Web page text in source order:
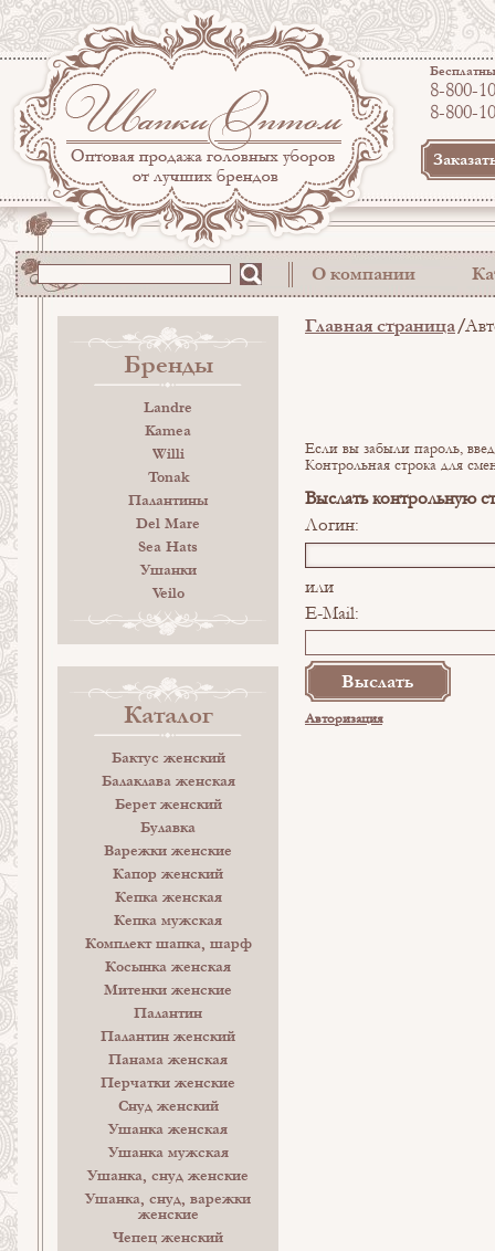
8-800-
8-800-
О компании
Бренды
Landre
Kamea
Willi
Tonak
Палантины
Del Mare
Sea Hats
Ушанки
Veilo
Каталог
Бактус женский
Балаклава женская
Берет женский
Булавка
Варежки женские
Капор женский
Кепка женская
Кепка мужская
Комплект шапка, шарф
Косынка женская
Митенки женские
Палантин
Палантин женский
Панама женская
Перчатки женские
Снуд женский
Ушанка женская
Ушанка мужская
Ушанка, снуд женские
Ушанка, снуд, варежки
женские
Чепец женский
Главная страница
Если вы забыли пароль,
Контрольная строка для
Выслать контрольную
Логин:
или
E-Mail:
Авторизация